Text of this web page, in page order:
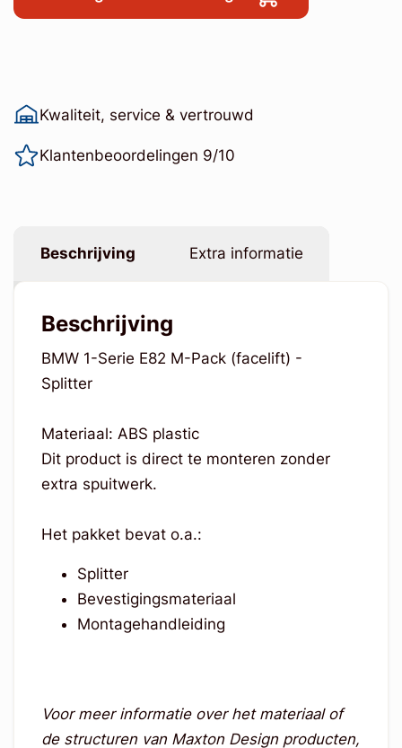
Kwaliteit, service & vertrouwd
Klantenbeoordelingen 9/10
Beschrijving Extra informatie
Beschrijving
BMW 1-Serie E82 M-Pack (facelift) -
Splitter
Materiaal: ABS plastic
Dit product is direct te monteren zonder
extra spuitwerk.
Het pakket bevat o.a.:
Splitter
Bevestigingsmateriaal
Montagehandleiding
Voor meer informatie over het materiaal of
de structuren van Maxton Design producten,